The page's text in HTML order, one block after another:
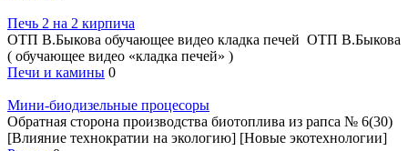
Печь 2 на 2 кирпича
ОТП В.Быкова обучающее видео кладка печей ОТП В.Быкова
( обучающее видео «кладка печей» )
Печи и камины 0
Мини-биодизельные процесоры
Обратная сторона производства биотоплива из рапса № 6(30)
[Влияние технократии на экологию] [Новые экотехнологии]